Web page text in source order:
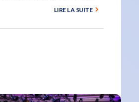
LIRE LA SUITE